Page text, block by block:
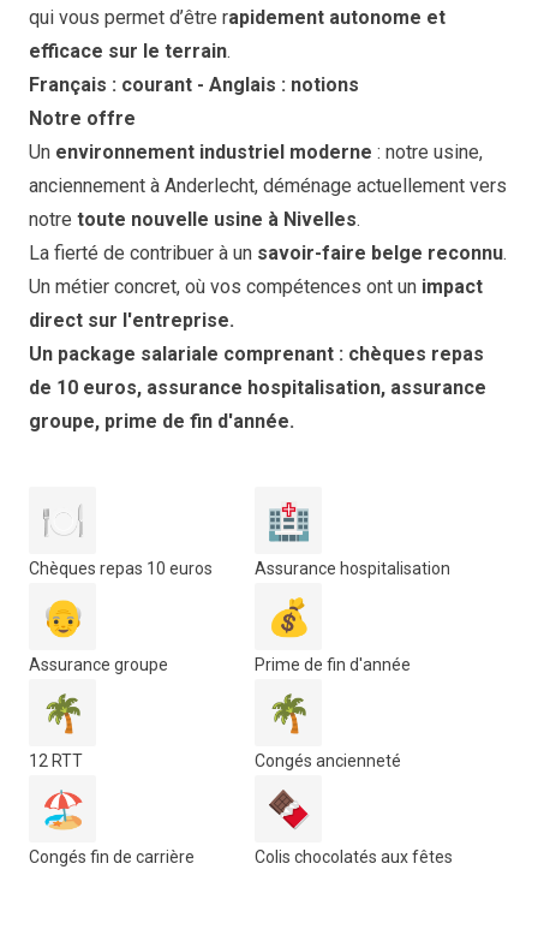
qui vous permet d’être rapidement autonome et
efficace sur le terrain.
Français : courant - Anglais : notions
Notre offre
Un environnement industriel moderne : notre usine,
anciennement à Anderlecht, déménage actuellement vers
notre toute nouvelle usine à Nivelles.
La fierté de contribuer à un savoir-faire belge reconnu.
Un métier concret, où vos compétences ont un impact
direct sur l'entreprise.
Un package salariale comprenant : chèques repas
de 10 euros, assurance hospitalisation, assurance
groupe, prime de fin d'année.
🍽️
Chèques repas 10 euros
🏥
Assurance hospitalisation
👴
Assurance groupe
💰
Prime de fin d'année
🌴
12 RTT
🌴
Congés ancienneté
🏖️
Congés fin de carrière
🍫
Colis chocolatés aux fêtes